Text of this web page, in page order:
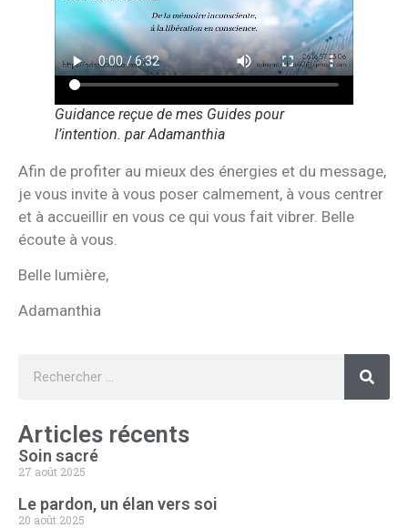
Guidance reçue de mes Guides pour
l’intention. par Adamanthia
Afin de profiter au mieux des énergies et du message,
je vous invite à vous poser calmement, à vous centrer
et à accueillir en vous ce qui vous fait vibrer. Belle
écoute à vous.
Belle lumière,
Adamanthia
Articles récents
Soin sacré
27 août 2025
Le pardon, un élan vers soi
20 août 2025